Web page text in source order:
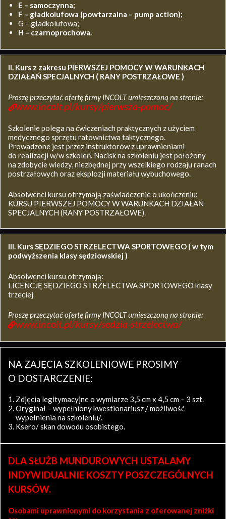
E – samoczynna;
F – gładkolufowa (powtarzalna – pump action);
G – gładkolufowa;
H – czarnoprochowa.
II. Kurs z zakresu PIERWSZEJ POMOCY W WARUNKACH
DZIAŁAŃ SPECJALNYCH ( RANY POSTRZAŁOWE )
Proszę przeczytać ofertę firmy INCOLT umieszczoną na stronie:
www.incolt.pl/kursy/pierwsza-pomoc/
Szkolenie polega na ćwiczeniach praktycznych z użyciem
medycznego sprzętu ratownictwa taktycznego.
Prowadzone jest przez instruktorów z uprawnieniami
do realizacji w/w szkoleń. Nacisk na szkoleniu jest położony
na zdobycie wiedzy, niezbędnej przy wszelkiego rodzaju ranach
postrzałowych oraz eksplozji materiału wybuchowego.
Absolwenci kursu otrzymają zaświadczenie o ukończeniu:
KURSU PIERWSZEJ POMOCY W WARUNKACH DZIAŁAŃ
SPECJALNYCH (RANY POSTRZAŁOWE).
III. Kurs SĘDZIEGO STRZELECTWA SPORTOWEGO ( w tym
podwyższenia klasy sędziowskiej )
Absolwenci kursu otrzymają:
LICENCJĘ SĘDZIEGO STRZELECTWA SPORTOWEGO klasy
trzeciej
Proszę przeczytać ofertę firmy INCOLT umieszczoną na stronie:
www.incolt.pl/kursy/sedzia-strzelectwa/
NA ZAJĘCIA SZKOLENIOWE PROSIMY
O DOSTARCZENIE:
Zdjęcia legitymacyjne o wymiarze 3,5 cm x 4,5 cm – 3 szt.
Oryginał – wypełniony kwestionariusz / możliwość
wypełnienia na szkoleniu/.
Ksero/ skan dowodu osobistego.
DLA SŁUŻB MUNDUROWYCH USTALAMY
INDYWIDUALNIE KOSZTY POSZCZEGÓLNYCH
KURSÓW.
Osobami uprawnionymi do korzystania z oferowanej zniżki